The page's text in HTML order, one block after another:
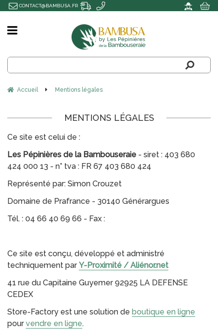
Accueil Mentions légales
MENTIONS LÉGALES
Ce site est celui de :
Les Pépinières de la Bambouseraie - siret : 403 680
424 000 13 - n° tva : FR 67 403 680 424
Représenté par: Simon Crouzet
Domaine de Prafrance - 30140 Générargues
Tél. : 04 66 40 69 66 - Fax :
Ce site est conçu, développé et administré
techniquement parY-Proximité / Aliénor.net
41 rue du Capitaine Guyemer 92925 LA DEFENSE
CEDEX
Store-Factory est une solution de boutique en ligne
pourvendre en ligne.
CONTACT@BAMBUSA.FR